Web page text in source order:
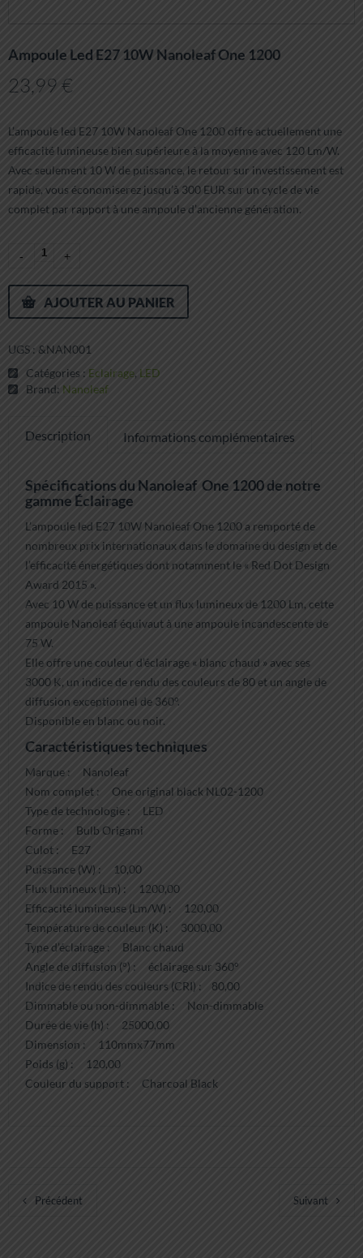
Ampoule Led E27 10W Nanoleaf One 1200
23,99 €
L’ampoule led E27 10W Nanoleaf One 1200 offre actuellement une
efficacité lumineuse bien supérieure à la moyenne avec 120 Lm/W.
Avec seulement 10 W de puissance, le retour sur investissement est
rapide, vous économiserez jusqu’à 300 EUR sur un cycle de vie
complet par rapport à une ampoule d’ancienne génération.
AJOUTER AU PANIER
UGS : &NAN001
Catégories : Eclairage, LED
Brand: Nanoleaf
Description Informations complémentaires
Spécifications du Nanoleaf One 1200 de notre
gamme Éclairage
L’ampoule led E27 10W Nanoleaf One 1200 a remporté de
nombreux prix internationaux dans le domaine du design et de
l’efficacité énergétiques dont notamment le « Red Dot Design
Award 2015 ».
Avec 10 W de puissance et un flux lumineux de 1200 Lm, cette
ampoule Nanoleaf équivaut à une ampoule incandescente de
75 W.
Elle offre une couleur d’éclairage « blanc chaud » avec ses
3000 K, un indice de rendu des couleurs de 80 et un angle de
diffusion exceptionnel de 360°.
Disponible en blanc ou noir.
Caractéristiques techniques
Marque : Nanoleaf
Nom complet : One original black NL02-1200
Type de technologie : LED
Forme : Bulb Origami
Culot : E27
Puissance (W) : 10,00
Flux lumineux (Lm) : 1200,00
Efficacité lumineuse (Lm/W) : 120,00
Température de couleur (K) : 3000,00
Type d’éclairage : Blanc chaud
Angle de diffusion (°) : éclairage sur 360°
Indice de rendu des couleurs (CRI) : 80,00
Dimmable ou non-dimmable : Non-dimmable
Durée de vie (h) : 25000,00
Dimension : 110mmx77mm
Poids (g) : 120,00
Couleur du support : Charcoal Black
Précédent Suivant